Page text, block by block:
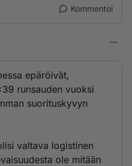
Kommentoi
epäröivät,
runsauden vuoksi
suorituskyvyn
valtava logistinen
ole mitään